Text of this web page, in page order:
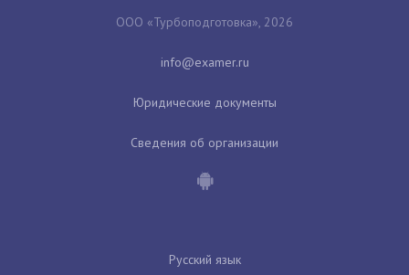
ООО «Турбоподготовка», 2026
Юридические документы
Сведения об организации
Русский язык